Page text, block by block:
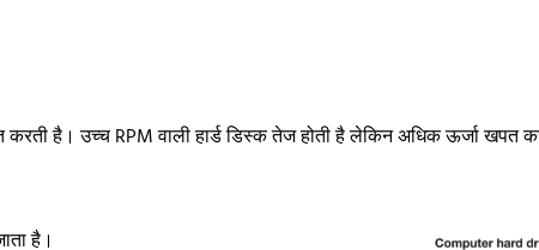
है। उच्च RPM वाली हार्ड डिस्क तेज होती है लेकिन अधिक ऊर्जा खपत
है।